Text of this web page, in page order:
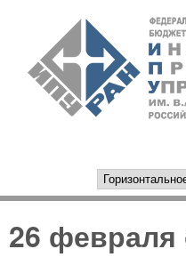
РАН
26 февраля